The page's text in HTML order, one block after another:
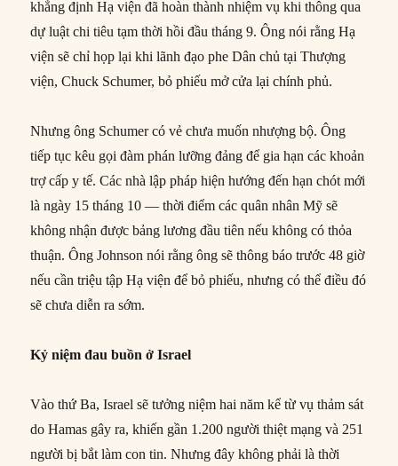
khẳng định Hạ viện đã hoàn thành nhiệm vụ khi thông qua
dự luật chi tiêu tạm thời hồi đầu tháng 9. Ông nói rằng Hạ
viện sẽ chỉ họp lại khi lãnh đạo phe Dân chủ tại Thượng
viện, Chuck Schumer, bỏ phiếu mở cửa lại chính phủ.
Nhưng ông Schumer có vẻ chưa muốn nhượng bộ. Ông
tiếp tục kêu gọi đàm phán lưỡng đảng để gia hạn các khoản
trợ cấp y tế. Các nhà lập pháp hiện hướng đến hạn chót mới
là ngày 15 tháng 10 — thời điểm các quân nhân Mỹ sẽ
không nhận được bảng lương đầu tiên nếu không có thỏa
thuận. Ông Johnson nói rằng ông sẽ thông báo trước 48 giờ
nếu cần triệu tập Hạ viện để bỏ phiếu, nhưng có thể điều đó
sẽ chưa diễn ra sớm.
Kỷ niệm đau buồn ở Israel
Vào thứ Ba, Israel sẽ tưởng niệm hai năm kể từ vụ thảm sát
do Hamas gây ra, khiến gần 1.200 người thiệt mạng và 251
người bị bắt làm con tin. Nhưng đây không phải là thời